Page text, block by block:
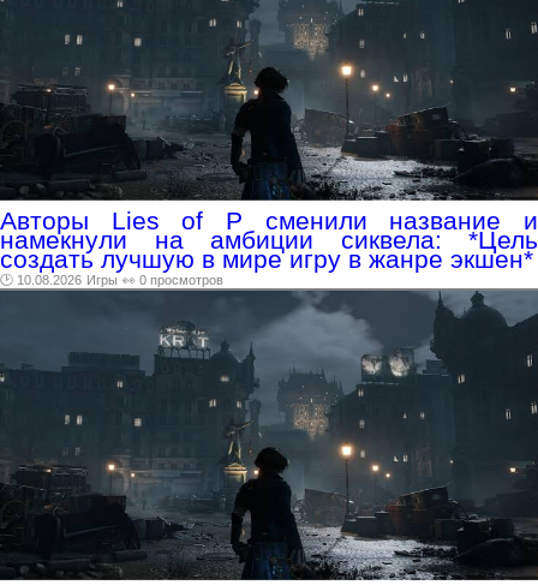
Авторы Lies of P сменили название и
намекнули на амбиции сиквела: *Цель
создать лучшую в мире игру в жанре экшен*
🕑 10.08.2026 Игры 👀 0 просмотров